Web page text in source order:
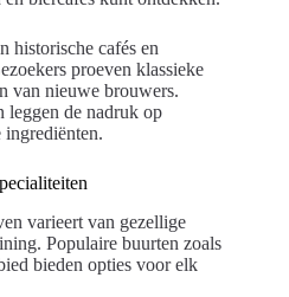
historische cafés en
proeven klassieke
van nieuwe brouwers.
leggen de nadruk op
varieert van gezellige
Populaire buurten zoals
bieden opties voor elk